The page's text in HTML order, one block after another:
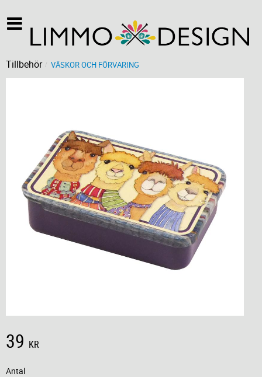
Tillbehör VÄSKOR OCH FÖRVARING
39 KR
Antal